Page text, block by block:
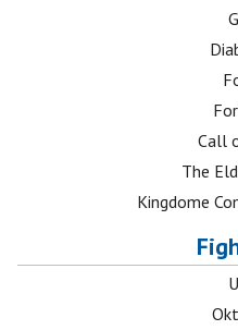
Call
The
Kingdome